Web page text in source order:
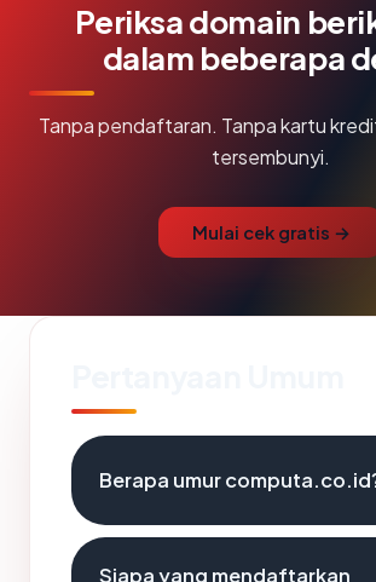
Periksa domain
dalam beberapa
Tanpa pendaftaran. Tanpa kartu
tersembunyi.
Mulai cek gratis →
Berapa umur
Siapa yang mendaftarkan